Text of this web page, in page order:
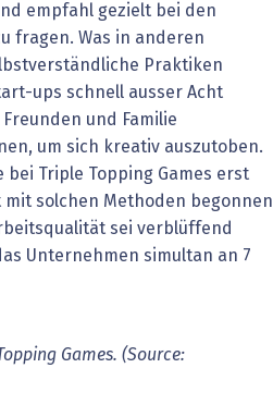
empfahl gezielt bei den
fragen. Was in anderen
Praktiken
ups schnell ausser Acht
und Familie
um sich kreativ auszutoben.
bei Triple Topping Games erst
solchen Methoden begonnen
sei verblüffend
Unternehmen simultan an 7
Games. (Source: